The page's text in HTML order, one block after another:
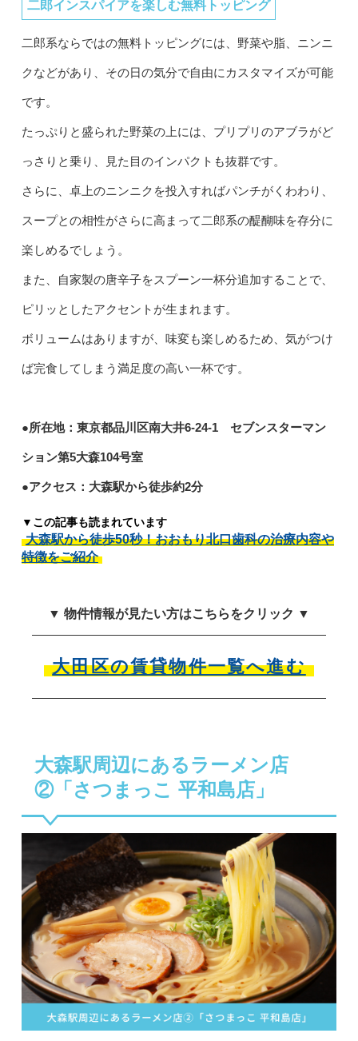
二郎インスパイアを楽しむ無料トッピング
二郎系ならではの無料トッピングには、野菜や脂、ニンニ
クなどがあり、その日の気分で自由にカスタマイズが可能
です。
たっぷりと盛られた野菜の上には、プリプリのアブラがど
っさりと乗り、見た目のインパクトも抜群です。
さらに、卓上のニンニクを投入すればパンチがくわわり、
スープとの相性がさらに高まって二郎系の醍醐味を存分に
楽しめるでしょう。
また、自家製の唐辛子をスプーン一杯分追加することで、
ピリッとしたアクセントが生まれます。
ボリュームはありますが、味変も楽しめるため、気がつけ
ば完食してしまう満足度の高い一杯です。
●所在地：東京都品川区南大井6-24-1 セブンスターマン
ション第5大森104号室
●アクセス：大森駅から徒歩約2分
▼この記事も読まれています
大森駅から徒歩50秒！おおもり北口歯科の治療内容や
特徴をご紹介
▼ 物件情報が見たい方はこちらをクリック ▼
大田区の賃貸物件一覧へ進む
大森駅周辺にあるラーメン店
②「さつまっこ 平和島店」